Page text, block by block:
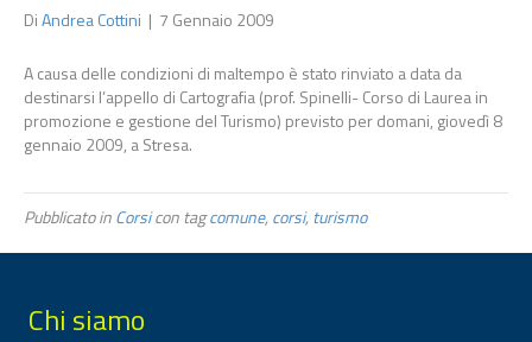
DiAndrea Cottini | 7 Gennaio 2009
A causa delle condizioni di maltempo è stato rinviato a data da
destinarsi l’appello di Cartografia (prof. Spinelli- Corso di Laurea in
promozione e gestione del Turismo) previsto per domani, giovedì 8
gennaio 2009, a Stresa.
Pubblicato inCorsicon tagcomune,corsi,turismo
Chi siamo